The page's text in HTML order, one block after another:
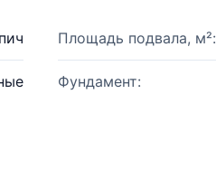
Площадь подвала, м²:
Фундамент: